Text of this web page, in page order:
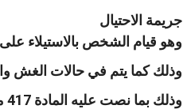
جريمة الاحتيال
وهو قيام الشخص بالاستيلاء
وذلك كما يتم في حالات الغش
وذلك بما نصت عليه المادة 417 من قانون العقوبات في المملكة الأردنية الهاشمية